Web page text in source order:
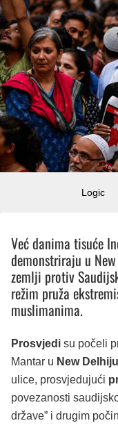
Logic
Već danima tisuće
demonstriraju u
zemlji protiv
režim pruža
muslimanima.
Prosvjedi su počeli
Mantar u New Delhiju
ulice, prosvjedujući
povezanosti
države” i drugim